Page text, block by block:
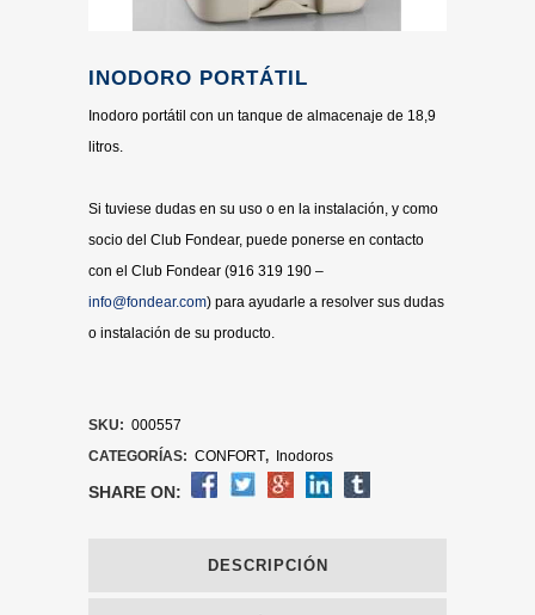
INODORO PORTÁTIL
Inodoro portátil con un tanque de almacenaje de 18,9
litros.
Si tuviese dudas en su uso o en la instalación, y como
socio del Club Fondear, puede ponerse en contacto
con el Club Fondear (916 319 190 –
info@fondear.com) para ayudarle a resolver sus dudas
o instalación de su producto.
SKU: 000557
CATEGORÍAS: CONFORT, Inodoros
SHARE ON:
DESCRIPCIÓN